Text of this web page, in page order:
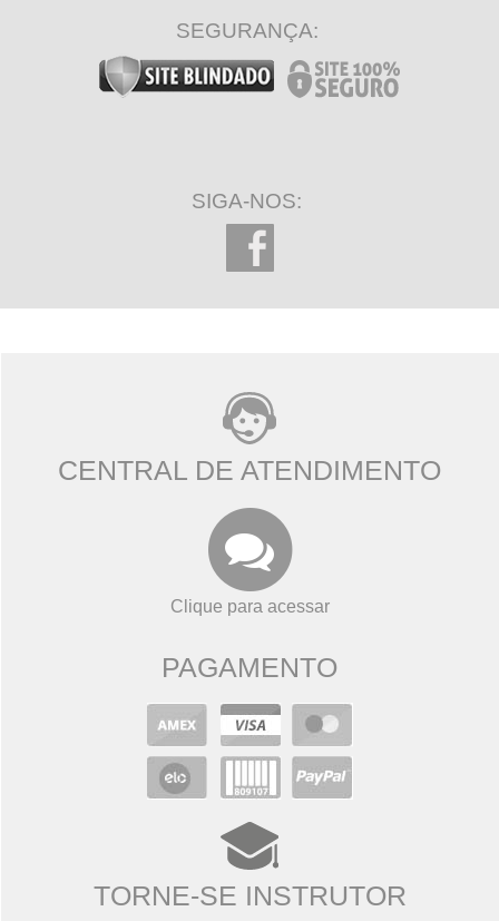
SEGURANÇA:
SIGA-NOS:
CENTRAL DE ATENDIMENTO
Clique para acessar
PAGAMENTO
TORNE-SE INSTRUTOR